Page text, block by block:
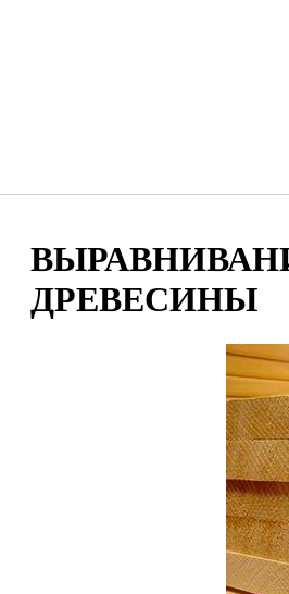
ДРЕВЕСИНЫ